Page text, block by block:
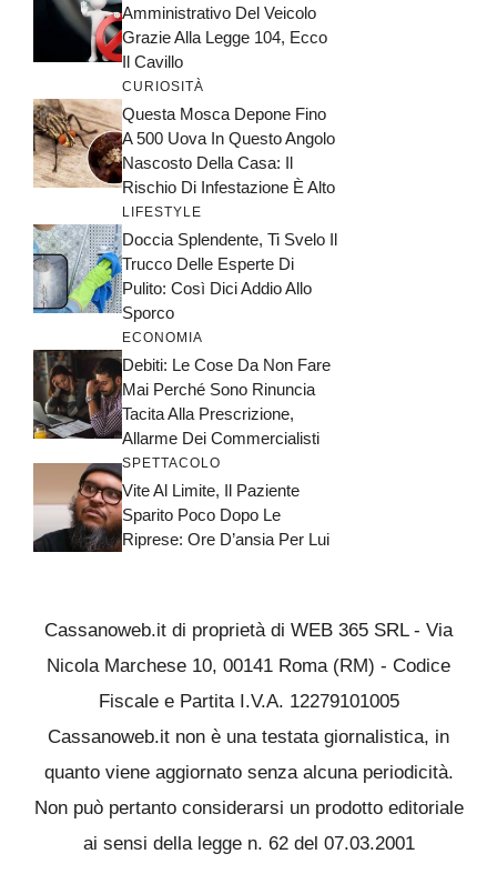
Amministrativo Del Veicolo
Grazie Alla Legge 104, Ecco
Il Cavillo
CURIOSITÀ
Questa Mosca Depone Fino
A 500 Uova In Questo Angolo
Nascosto Della Casa: Il
Rischio Di Infestazione È Alto
LIFESTYLE
Doccia Splendente, Ti Svelo Il
Trucco Delle Esperte Di
Pulito: Così Dici Addio Allo
Sporco
ECONOMIA
Debiti: Le Cose Da Non Fare
Mai Perché Sono Rinuncia
Tacita Alla Prescrizione,
Allarme Dei Commercialisti
SPETTACOLO
Vite Al Limite, Il Paziente
Sparito Poco Dopo Le
Riprese: Ore D’ansia Per Lui
Cassanoweb.it di proprietà di WEB 365 SRL - Via
Nicola Marchese 10, 00141 Roma (RM) - Codice
Fiscale e Partita I.V.A. 12279101005
Cassanoweb.it non è una testata giornalistica, in
quanto viene aggiornato senza alcuna periodicità.
Non può pertanto considerarsi un prodotto editoriale
ai sensi della legge n. 62 del 07.03.2001